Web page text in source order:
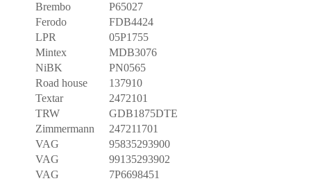
Brembo
P65027
Ferodo
FDB4424
LPR
05P1755
Mintex
MDB3076
NiBK
PN0565
Road house
137910
Textar
2472101
TRW
GDB1875DTE
Zimmermann
247211701
VAG
95835293900
VAG
99135293902
VAG
7P6698451